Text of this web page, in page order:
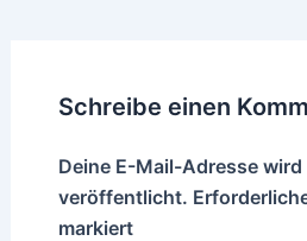
Schreibe einen
Deine E-Mail-Adresse
veröffentlicht.
markiert